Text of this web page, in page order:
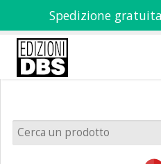
Spedizione
Home